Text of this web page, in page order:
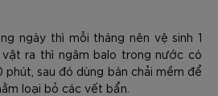
ngày thì mỗi tháng nên vệ sinh 1
vật ra thì ngâm balo trong nước có
sau đó dùng bàn chải mềm để
loại bỏ các vết bẩn.